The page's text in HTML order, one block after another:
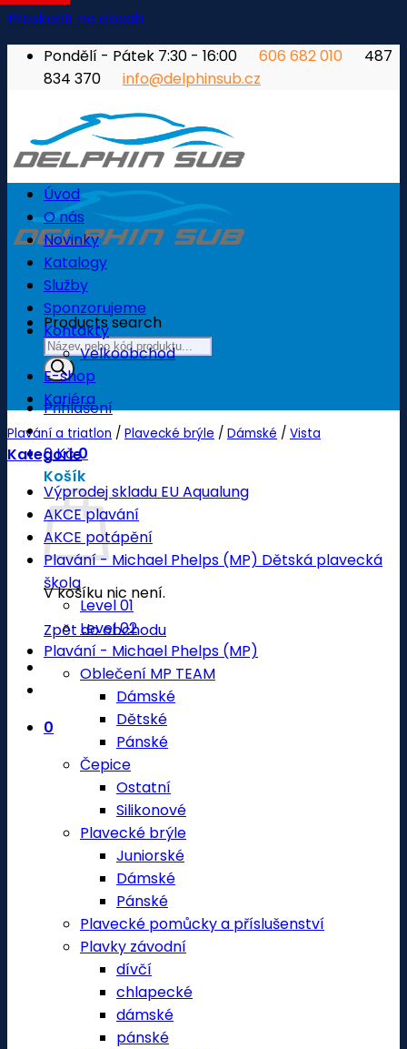
Přeskočit na obsah
Pondělí - Pátek 7:30 - 16:00
606 682 010
487
834 370
info@delphinsub.cz
Products search
Přihlášení
0Kč0
Košík
V košíku nic není.
Zpět do obchodu
0
Úvod
O nás
Novinky
Katalogy
Služby
Sponzorujeme
Kontakty
Velkoobchod
E-shop
Kariéra
Plavání a triatlon / Plavecké brýle / Dámské / Vista
Kategorie
Výprodej skladu EU Aqualung
AKCE plavání
AKCE potápění
Plavání - Michael Phelps (MP) Dětská plavecká
škola
Level 01
Level 02
Plavání - Michael Phelps (MP)
Oblečení MP TEAM
Dámské
Dětské
Pánské
Čepice
Ostatní
Silikonové
Plavecké brýle
Juniorské
Dámské
Pánské
Plavecké pomůcky a příslušenství
Plavky závodní
dívčí
chlapecké
dámské
pánské